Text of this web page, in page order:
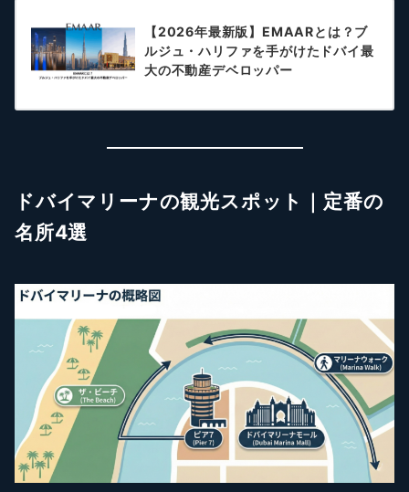
【2026年最新版】EMAARとは？ブ
ルジュ・ハリファを手がけたドバイ最
大の不動産デベロッパー
ドバイマリーナの観光スポット｜定番の
名所4選